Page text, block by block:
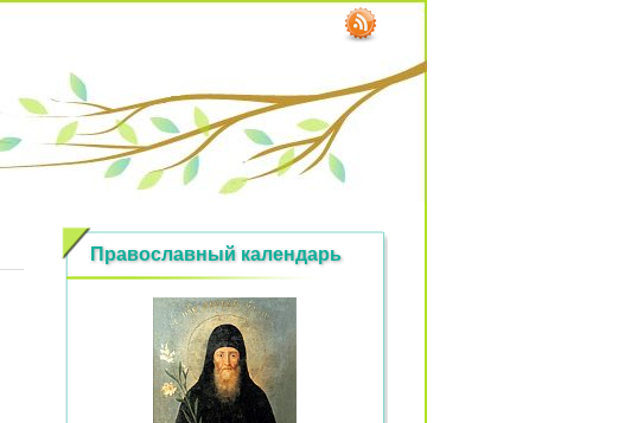
Православный календарь